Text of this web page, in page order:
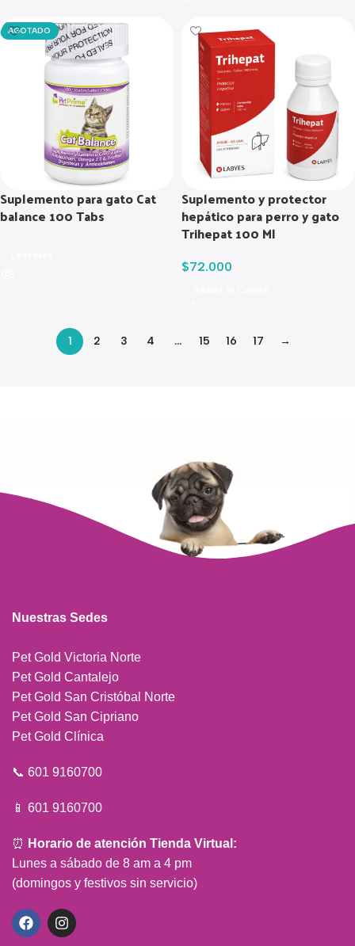
AGOTADO
Suplemento para gato Cat
balance 100 Tabs
Suplemento y protector
hepático para perro y gato
Trihepat 100 Ml
$72.000
1 2 3 4 … 15 16 17 →
Nuestras Sedes
Pet Gold Victoria Norte
Pet Gold Cantalejo
Pet Gold San Cristóbal Norte
Pet Gold San Cipriano
Pet Gold Clínica
📞 601 9160700
📱 601 9160700
⏰ Horario de atención Tienda Virtual:
Lunes a sábado de 8 am a 4 pm
(domingos y festivos sin servicio)